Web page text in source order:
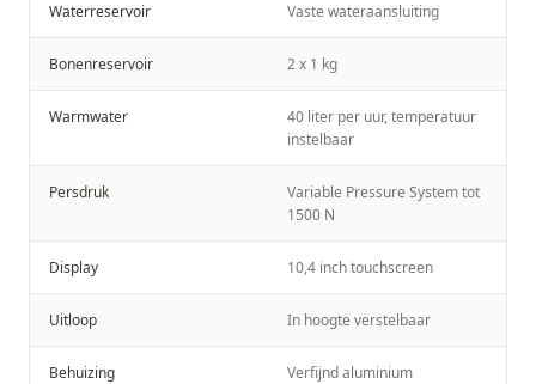
Waterreservoir Vaste wateraansluiting
Bonenreservoir 2 x 1 kg
Warmwater
40 liter per uur, temperatuur
instelbaar
Persdruk
Variable Pressure System tot
1500 N
Display 10,4 inch touchscreen
Uitloop In hoogte verstelbaar
Behuizing Verfijnd aluminium